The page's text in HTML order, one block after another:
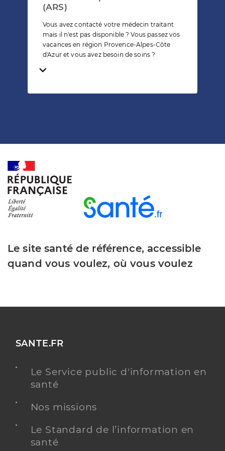
(ARS)
Vous avez contacté votre médecin traitant
mais il n'est pas disponible ? Vous passez vos
vacances en région Provence-Alpes-Côte
d'Azur et vous avez besoin de soins ?
Temps de lecture
Le site santé de référence, accessible
quand vous voulez, où vous voulez
SANTE.FR
Le Service public d'information en
santé
Nos missions
Le Standard de l’information en
santé